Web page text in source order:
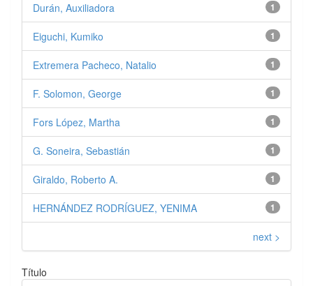
1
Durán, Auxiliadora
1
Eiguchi, Kumiko
1
Extremera Pacheco, Natalio
1
F. Solomon, George
1
Fors López, Martha
1
G. Soneira, Sebastián
1
Giraldo, Roberto A.
1
HERNÁNDEZ RODRÍGUEZ, YENIMA
next >
Título